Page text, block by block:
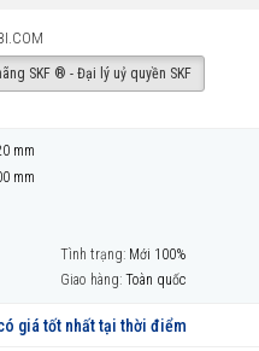
SKF ® - Đại lý uỷ quyền SKF
mm
mm
Tình trạng: Mới 100%
Giao hàng: Toàn quốc
giá tốt nhất tại thời điểm